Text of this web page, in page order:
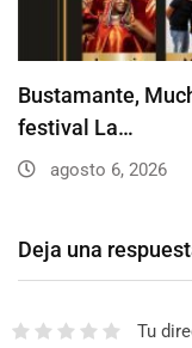
Bustamante,
festival La…
agosto 6, 2026
Deja una
Tu